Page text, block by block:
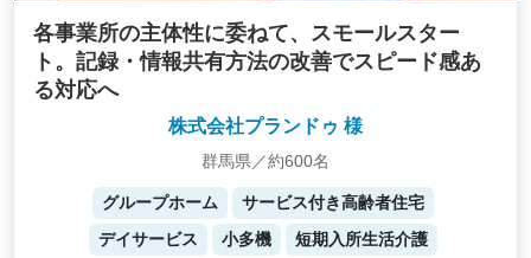
各事業所の主体性に委ねて、スモールスター
ト。記録・情報共有方法の改善でスピード感あ
る対応へ
株式会社プランドゥ 様
群馬県／約600名
グループホーム
サービス付き高齢者住宅
デイサービス
小多機 短期入所生活介護